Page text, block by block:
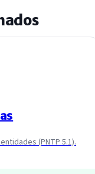
(PNTP 5.1).